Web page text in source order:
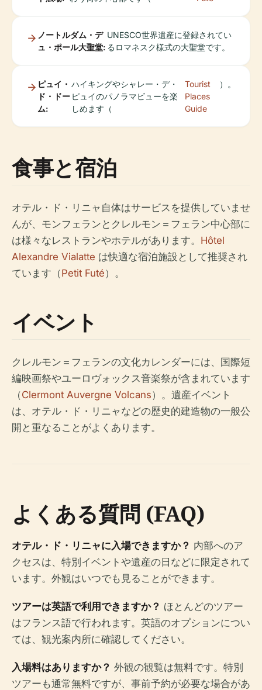
ノートルダム・デ
ュ・ポール大聖堂:
UNESCO世界遺産に登録されてい
るロマネスク様式の大聖堂です。
ピュイ・
ド・ドー
ム:
ハイキングやシャレー・デ・
ピュイのパノラマビューを楽
しめます（
Tourist
Places
Guide
）。
食事と宿泊
オテル・ド・リニャ自体はサービスを提供していませ
んが、モンフェランとクレルモン＝フェラン中心部に
は様々なレストランやホテルがあります。 Hôtel
Alexandre Vialatte は快適な宿泊施設として推奨され
ています（Petit Futé）。
イベント
クレルモン＝フェランの文化カレンダーには、国際短
編映画祭やユーロヴォックス音楽祭が含まれています
（Clermont Auvergne Volcans）。遺産イベント
は、オテル・ド・リニャなどの歴史的建造物の一般公
開と重なることがよくあります。
よくある質問 (FAQ)
オテル・ド・リニャに入場できますか？ 内部へのア
クセスは、特別イベントや遺産の日などに限定されて
います。外観はいつでも見ることができます。
ツアーは英語で利用できますか？ ほとんどのツアー
はフランス語で行われます。英語のオプションについ
ては、観光案内所に確認してください。
入場料はありますか？ 外観の観覧は無料です。特別
ツアーも通常無料ですが、事前予約が必要な場合があ